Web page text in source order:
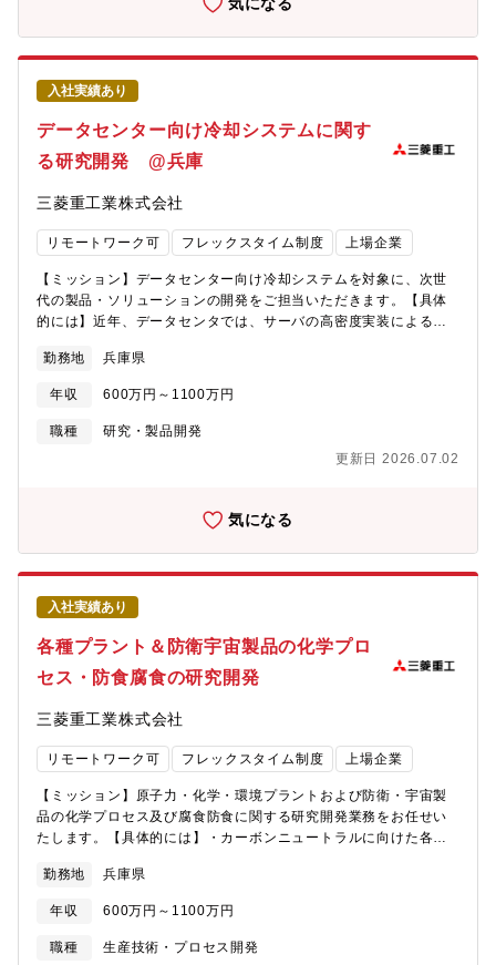
万円以上の予算を動かし研究推進可能・多様な年代が活躍する風
通しの良い職場で、自由度の高い研究環境・失敗を恐れず挑戦
し、試行錯誤から成果を生み出す粘り強さを評価【働き方】・20
代から60代まで幅広い年代がバランスよく在籍・上司・部下の垣
根が低く、意見交換が活発で風通しの良いコミュニケーション文
化・厳しさもあるが互いに支え合い、自由な発想を尊重する職場
風土・裁量を持ち、自己管理のもとで柔軟に働ける環境・製造現
場との連携も密で、研究成果が即実務に反映される実感が得られ
り工部省長崎造船局を借り受け、長崎造船所と命名して造船事業
を開始したことを契機に1884年に創業した同社は発電プラントな
どの社会インフラ、船舶、航空機などの輸送機器、大型ロケット
ローバルリーダーとして、社会を牽引しております。・直近2024
年度決算で受注高7兆0,712億円 売上収益5.0271兆円、当期利益
2,454億円等いずれも過去最高値であり、NO1重工業メーカーで
ありながらさらに成長をしております。・在宅勤務、時間単位年
定等ワークライフバランスを整えた働き方が可能です。・パソナ
内定まで丁寧にフォロー致します。
入社実績あり
データセンター向け冷却システムに関す
る研究開発 @兵庫
三菱重工業株式会社
リモートワーク可 フレックスタイム制度 上場企業
【ミッション】データセンター向け冷却システムを対象に、次世
代の製品・ソリューションの開発をご担当いただきます。【具体
的には】近年、データセンタでは、サーバの高密度実装による発
います。このような課題に対応可能な、次世代冷却システムの開
発を進めていただきます。関係する研究室や設計部門、ビジネス
パートナーと連携して進めていただき、将来的には上記全般の取
りまとめを期待しております。【本ポジションの魅力】三菱重工
な分野で約500の製品を取り扱っています。今回募集の総合研究所
織のため、専門性を高めるのと同時に幅広い事業分野に精通した
技術者が揃っており、関係者と連携することで開発をスムースに
進めることに繋がります。また技術開発だけでなく、最新市場動
向の調査や、初期コンセプトの企画、ビジネスモデルの検討など
にも携わることが可能です。【働き方】配属の熱システム研究室
には、冷熱製品（データセンタ向け冷却システム、ターボ冷凍
機、空調機）などの製品知識豊富なスペシャリストが所属してお
り、皆さんをサポートできる職場です。技術面では、同じ総合研
究所の他の研究部と連携して課題解決に当たります。資料作成や
ョンや実験は基本的に出社にて行います。【同社について】・三
菱グループの創業者岩崎彌太郎は政府より工部省長崎造船局を借
り受け、長崎造船所と命名して造船事業を開始したことを契機に
舶、航空機などの輸送機器、大型ロケットなどの宇宙機器に至る
まで、エンジニアリングとものづくりのグローバルリーダーとし
て、社会を牽引しております。・直近2024年度決算で受注高7兆
0,712億円 売上収益5.0271兆円、当期利益2,454億円等いずれも
をしております。・在宅勤務、時間単位年休、フレックスタイム
ンスを整えた働き方が可能です。・パソナから入社実績が多数あ
勤務地 兵庫県
年収 600万円～1100万円
職種
研究・製品開発
更新日 2026.07.02
気になる
入社実績あり
各種プラント＆防衛宇宙製品の化学プロ
セス・防食腐食の研究開発
三菱重工業株式会社
リモートワーク可 フレックスタイム制度 上場企業
【ミッション】原子力・化学・環境プラントおよび防衛・宇宙製
品の化学プロセス及び腐食防食に関する研究開発業務をお任せい
たします。【具体的には】・カーボンニュートラルに向けた各種
新規CO2回収プラント、防衛/宇宙製品に関連する各種プロセス開
発、もしくは材料評価・腐食防食評価に関する研究を企画し、実
行する業務をご担当頂きます。・技術領域は、化学プロセス（ガ
ス吸収・吸脱着、水処理、等）、もしくは腐食防食（湿食全般、
勤務地 兵庫県
年収 600万円～1100万円
職種
生産技術・プロセス開発